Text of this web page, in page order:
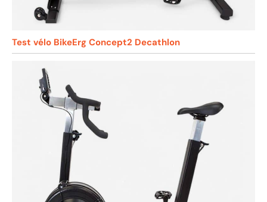
Test vélo BikeErg Concept2 Decathlon